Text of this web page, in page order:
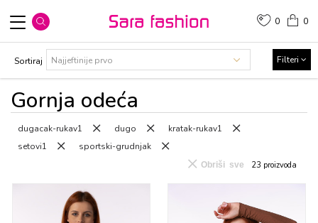
0
0
Gоrnja оdеća
Sortiraj Filteri
dugacak-rukav1 dugo
kratak-rukav1
setovi1
sportski-grudnjak
23 proizvoda
Obriši sve